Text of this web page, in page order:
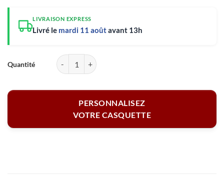
LIVRAISON EXPRESS
Livré le mardi 11 aoûtavant 13h
quantité de Casquette enfant bleu - Supporter tricolore
PERSONNALISEZ
VOTRE CASQUETTE